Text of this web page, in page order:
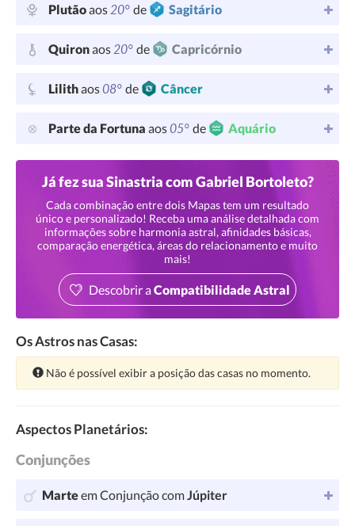
Plutãoaos20° de Sagitário
Quironaos20° de Capricórnio
Lilithaos08° de Câncer
Parte da Fortuna aos05° de Aquário
Já fez sua Sinastria com Gabriel Bortoleto?
Cada combinação entre dois Mapas tem um resultado
único e personalizado! Receba uma análise detalhada com
informações sobre harmonia astral, afinidades básicas,
comparação energética, áreas do relacionamento e muito
mais!
Descobrir aCompatibilidade Astral
Os Astros nas Casas:
Atenção:
Não é possível exibir a posição das casas no momento.
Aspectos Planetários:
Conjunções
Marteem Conjunção comJúpiter